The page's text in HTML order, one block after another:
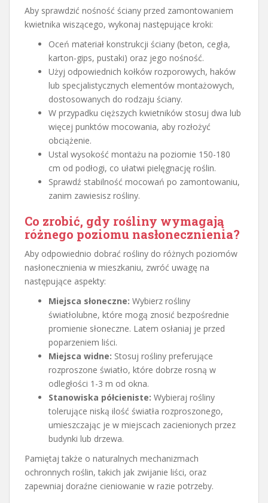
Aby sprawdzić nośność ściany przed zamontowaniem
kwietnika wiszącego, wykonaj następujące kroki:
Oceń materiał konstrukcji ściany (beton, cegła,
karton-gips, pustaki) oraz jego nośność.
Użyj odpowiednich kołków rozporowych, haków
lub specjalistycznych elementów montażowych,
dostosowanych do rodzaju ściany.
W przypadku cięższych kwietników stosuj dwa lub
więcej punktów mocowania, aby rozłożyć
obciążenie.
Ustal wysokość montażu na poziomie 150-180
cm od podłogi, co ułatwi pielęgnację roślin.
Sprawdź stabilność mocowań po zamontowaniu,
zanim zawiesisz rośliny.
Co zrobić, gdy rośliny wymagają
różnego poziomu nasłonecznienia?
Aby odpowiednio dobrać rośliny do różnych poziomów
nasłonecznienia w mieszkaniu, zwróć uwagę na
następujące aspekty:
Miejsca słoneczne: Wybierz rośliny
światłolubne, które mogą znosić bezpośrednie
promienie słoneczne. Latem osłaniaj je przed
poparzeniem liści.
Miejsca widne: Stosuj rośliny preferujące
rozproszone światło, które dobrze rosną w
odległości 1-3 m od okna.
Stanowiska półcieniste: Wybieraj rośliny
tolerujące niską ilość światła rozproszonego,
umieszczając je w miejscach zacienionych przez
budynki lub drzewa.
Pamiętaj także o naturalnych mechanizmach
ochronnych roślin, takich jak zwijanie liści, oraz
zapewniaj doraźne cieniowanie w razie potrzeby.